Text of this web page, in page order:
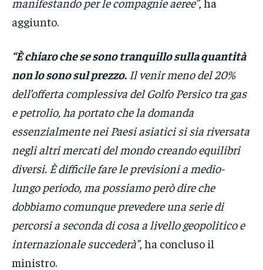
aggiunto.
“È chiaro che se sono tranquillo sulla quantità
non lo sono sul prezzo. Il venir meno del 20%
dell’offerta complessiva del Golfo Persico tra gas
e petrolio, ha portato che la domanda
essenzialmente nei Paesi asiatici si sia riversata
negli altri mercati del mondo creando equilibri
diversi. È difficile fare le previsioni a medio-
lungo periodo, ma possiamo però dire che
dobbiamo comunque prevedere una serie di
percorsi a seconda di cosa a livello geopolitico e
internazionale succederà”, ha concluso il
ministro.